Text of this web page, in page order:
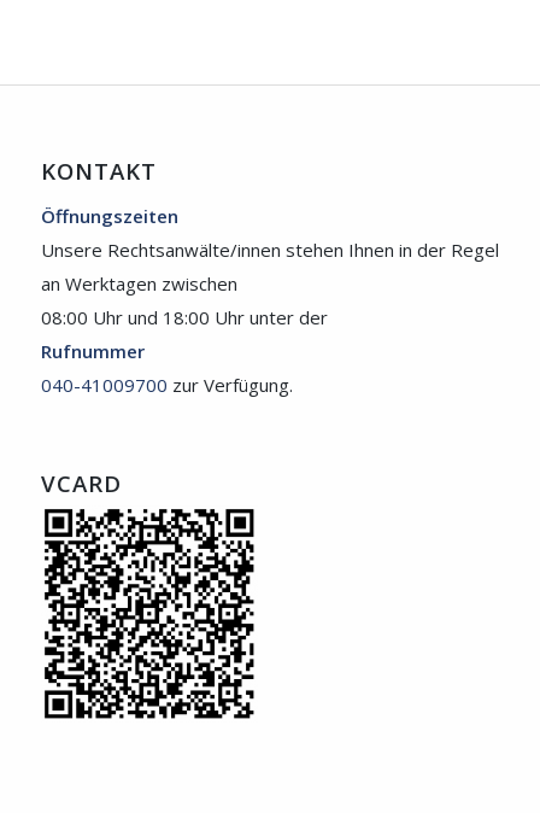
KONTAKT
Öffnungszeiten
Unsere Rechtsanwälte/innen stehen Ihnen in der Regel
an Werktagen zwischen
08:00 Uhr und 18:00 Uhr unter der
Rufnummer
040-41009700 zur Verfügung.
VCARD